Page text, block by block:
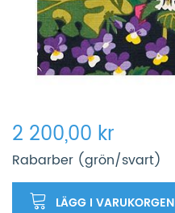
2 200,00 kr
Rabarber (grön/svart)
LÄGG I VARUKORGEN